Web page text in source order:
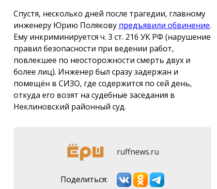
Спустя, несколько дней после трагедии, главному
инженеру Юрию Полякову предъявили обвинение.
Ему инкриминируется ч. 3 ст. 216 УК РФ (нарушение
правил безопасности при ведении работ,
повлекшее по неосторожности смерть двух и
более лиц). Инженер был сразу задержан и
помещён в СИЗО, где содержится по сей день,
откуда его возят на судебные заседания в
Неклиновский районный суд.
ruffnews.ru
Поделиться: